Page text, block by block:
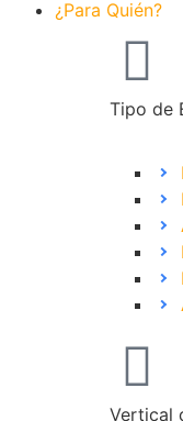
¿Para Quién?
Tipo de
Vertical